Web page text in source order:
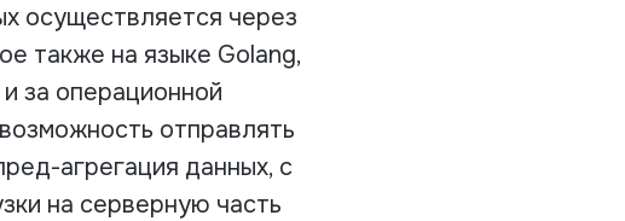
осуществляется через
также на языке Golang,
за операционной
отправлять
агрегация данных, с
на серверную часть